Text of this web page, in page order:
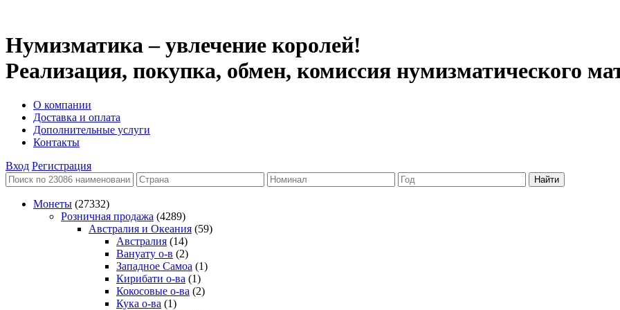
Нумизматика – увлечение королей!
Реализация, покупка, обмен, комиссия нумизматического
О компании
Доставка и оплата
Дополнительные услуги
Контакты
Вход Регистрация
Монеты (27332)
Розничная продажа (4289)
Австралия и Океания (59)
Австралия (14)
Вануату о-в (2)
Западное Самоа (1)
Кирибати о-ва (1)
Кокосовые о-ва (2)
Кука о-ва (1)